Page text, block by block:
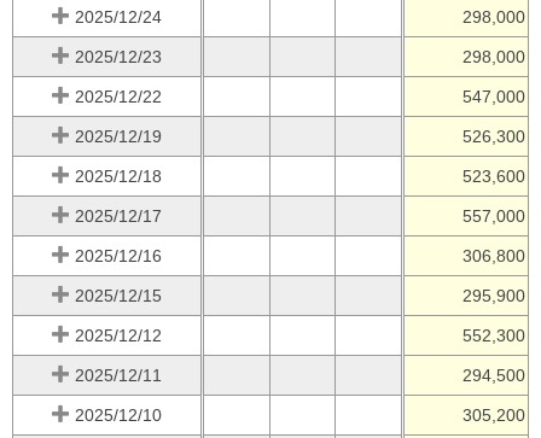
2025/12/24 298,000
2025/12/23 298,000
2025/12/22 547,000
2025/12/19 526,300
2025/12/18 523,600
2025/12/17 557,000
2025/12/16 306,800
2025/12/15 295,900
2025/12/12 552,300
2025/12/11 294,500
2025/12/10 305,200